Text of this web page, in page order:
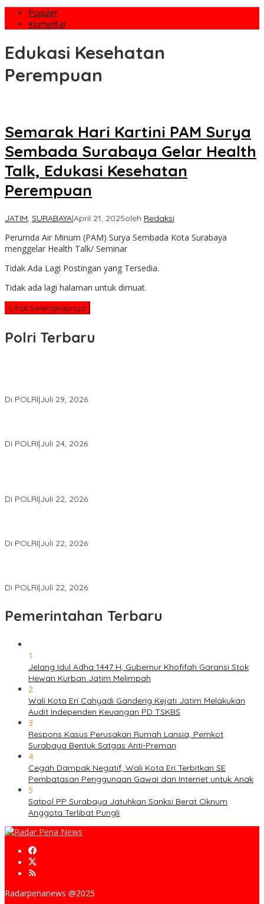
Populer
Komentar
Edukasi Kesehatan
Perempuan
Semarak Hari Kartini PAM Surya
Sembada Surabaya Gelar Health
Talk, Edukasi Kesehatan
Perempuan
JATIM, SURABAYA|April 21, 2025oleh Redaksi
Perumda Air Minum (PAM) Surya Sembada Kota Surabaya
menggelar Health Talk/ Seminar
Tidak Ada Lagi Postingan yang Tersedia.
Tidak ada lagi halaman untuk dimuat.
Lihat Selengkapnya
Polri Terbaru
Di POLRI|Juli 29, 2026
Di POLRI|Juli 24, 2026
Di POLRI|Juli 22, 2026
Di POLRI|Juli 22, 2026
Di POLRI|Juli 22, 2026
Pemerintahan Terbaru
1
Jelang Idul Adha 1447 H, Gubernur Khofifah Garansi Stok
Hewan Kurban Jatim Melimpah
2
Wali Kota Eri Cahyadi Gandeng Kejati Jatim Melakukan
Audit Independen Keuangan PD TSKBS
3
Respons Kasus Perusakan Rumah Lansia, Pemkot
Surabaya Bentuk Satgas Anti-Preman
4
Cegah Dampak Negatif, Wali Kota Eri Terbitkan SE
Pembatasan Penggunaan Gawai dan Internet untuk Anak
5
Satpol PP Surabaya Jatuhkan Sanksi Berat Oknum
Anggota Terlibat Pungli
Radarpenanews @2025